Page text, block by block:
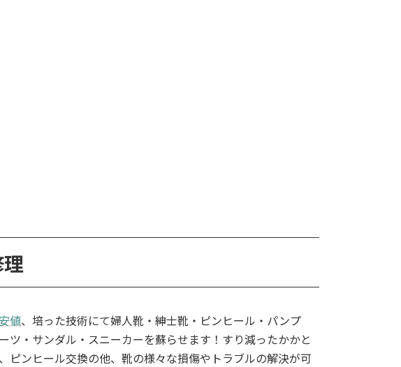
値、培った技術にて婦人靴・紳士靴・ピンヒール・パンプ
ツ・サンダル・スニーカーを蘇らせます！すり減ったかかと
ピンヒール交換の他、靴の様々な損傷やトラブルの解決が可